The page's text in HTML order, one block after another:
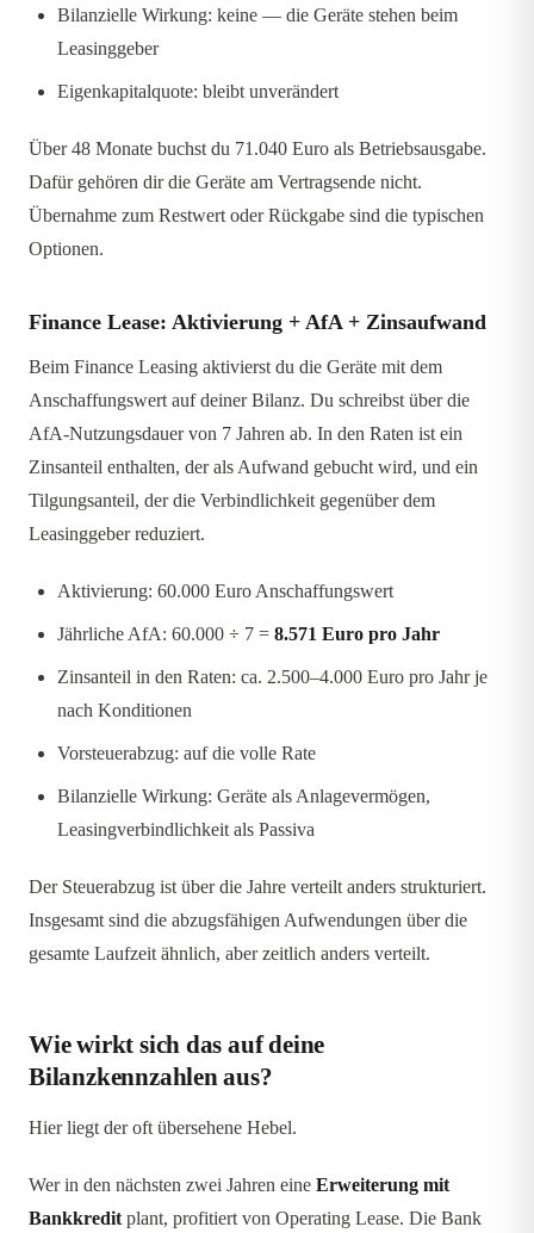
Bilanzielle Wirkung: keine — die Geräte stehen beim
Leasinggeber
Eigenkapitalquote: bleibt unverändert
Über 48 Monate buchst du 71.040 Euro als Betriebsausgabe.
Dafür gehören dir die Geräte am Vertragsende nicht.
Übernahme zum Restwert oder Rückgabe sind die typischen
Optionen.
Finance Lease: Aktivierung + AfA + Zinsaufwand
Beim Finance Leasing aktivierst du die Geräte mit dem
Anschaffungswert auf deiner Bilanz. Du schreibst über die
AfA-Nutzungsdauer von 7 Jahren ab. In den Raten ist ein
Zinsanteil enthalten, der als Aufwand gebucht wird, und ein
Tilgungsanteil, der die Verbindlichkeit gegenüber dem
Leasinggeber reduziert.
Aktivierung: 60.000 Euro Anschaffungswert
Jährliche AfA: 60.000 ÷ 7 = 8.571 Euro pro Jahr
Zinsanteil in den Raten: ca. 2.500–4.000 Euro pro Jahr je
nach Konditionen
Vorsteuerabzug: auf die volle Rate
Bilanzielle Wirkung: Geräte als Anlagevermögen,
Leasingverbindlichkeit als Passiva
Der Steuerabzug ist über die Jahre verteilt anders strukturiert.
Insgesamt sind die abzugsfähigen Aufwendungen über die
gesamte Laufzeit ähnlich, aber zeitlich anders verteilt.
Wie wirkt sich das auf deine
Bilanzkennzahlen aus?
Hier liegt der oft übersehene Hebel.
Wer in den nächsten zwei Jahren eine Erweiterung mit
Bankkredit plant, profitiert von Operating Lease. Die Bank